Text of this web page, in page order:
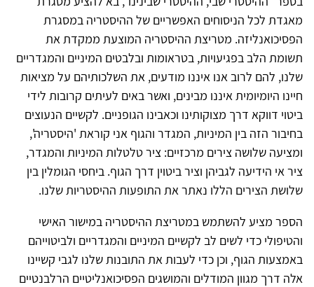
מאגדת לכל הניסוחים האפשריים של ההיסטריה במסגרת
הפסיכואנליזה. מטריצת ההיסטריה המוצעת ממקדת את
תשומת הלב בפגיעויות, בטראומות ובלבטים המיניים והמגדריים
שלנו, להם לרוב אנו איננו מודעים, את השלכותיהם על מציאות
חיינו היומיומית איננו מבינים, ואשר באים לעיתים קרובות לידי
ביטוי דווקא דרך מצוקותינו וכאבינו הגופניים. לקשיים הנעוצים
בחיבור הזה בין המיניות, המגדר והגוף אני קוראת 'היסטריה',
ומציעה שלושה צירים מרכזיים: ציר טלטלות המיניות והמגדר,
ציר אי הידיעה לגביהן וציר ביטוין דרך הגוף. ביחסי הגומלין בין
שלושת הצירים הללו נאתר את התופעות ההיסטריות שלנו.
הספר מציע להשתמש במטריצת ההיסטריה במישור האישי
והטיפולי כדי לשים לב לקשיים המיניים והמגדריים ולביטוייהם
באמצעות הגוף, וכן כדי לעבות את התובנות שלנו לגבי קשיינו
אלה דרך מגוון המודלים והמושגים הפסיכואנליטיים הרלבנטיים